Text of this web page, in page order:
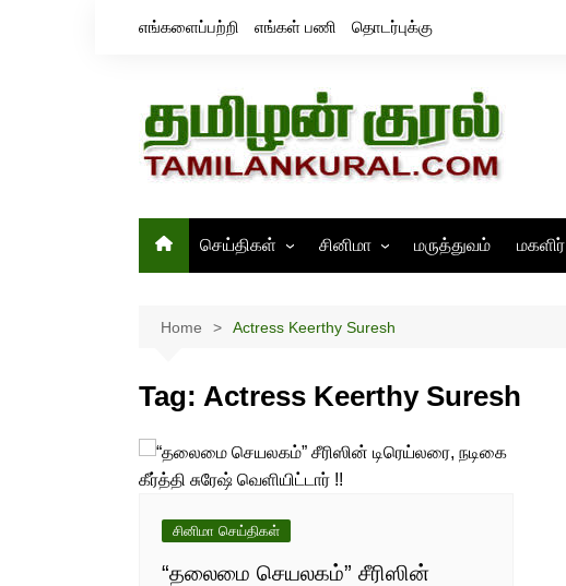
எங்களைப்பற்றி எங்கள் பணி தொடர்புக்கு
செய்திகள்
இந்தியா
சினிமா
திரைவிமர்சனம்
மருத்துவம் மகளிர்
Home Actress Keerthy Suresh
Tag: Actress Keerthy Suresh
சினிமா செய்திகள்
“தலைமை செயலகம்” சீரிஸின்